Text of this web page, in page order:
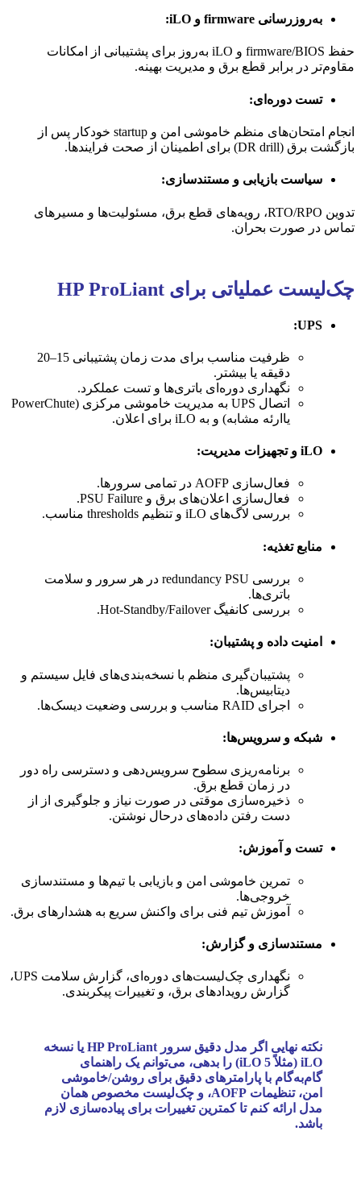
به‌روزرسانی firmware و iLO:
حفظ firmware/BIOS و iLO به‌روز برای پشتیبانی از امکانات
مقاوم‌تر در برابر قطع برق و مدیریت بهینه.
تست دوره‌ای:
انجام امتحان‌های منظم خاموشی امن و startup خودکار پس از
بازگشت برق (DR drill) برای اطمینان از صحت فرایندها.
سیاست بازیابی و مستندسازی:
تدوین RTO/RPO، رویه‌های قطع برق، مسئولیت‌ها و مسیرهای
تماس در صورت بحران.
چک‌لیست عملیاتی برای HP ProLiant
UPS:
ظرفیت مناسب برای مدت زمان پشتیبانی 15–20
دقیقه یا بیشتر.
نگهداری دوره‌ای باتری‌ها و تست عملکرد.
اتصال UPS به مدیریت خاموشی مرکزی (PowerChute
یاارئه مشابه) و به iLO برای اعلان.
iLO و تجهیزات مدیریت:
فعال‌سازی AOFP در تمامی سرورها.
فعال‌سازی اعلان‌های برق و PSU Failure.
بررسی لاگ‌های iLO و تنظیم thresholds مناسب.
منابع تغذیه:
بررسی redundancy PSU در هر سرور و سلامت
باتری‌ها.
بررسی کانفیگ Hot-Standby/Failover.
امنیت داده و پشتیبان:
پشتیبان‌گیری منظم با نسخه‌بندی‌های فایل سیستم و
دیتابیس‌ها.
اجرای RAID مناسب و بررسی وضعیت دیسک‌ها.
شبکه و سرویس‌ها:
برنامه‌ریزی سطوح سرویس‌دهی و دسترسی راه دور
در زمان قطع برق.
ذخیره‌سازی موقتی در صورت نیاز و جلوگیری از از
دست رفتن داده‌های درحال نوشتن.
تست و آموزش:
تمرین خاموشی امن و بازیابی با تیم‌ها و مستندسازی
خروجی‌ها.
آموزش تیم فنی برای واکنش سریع به هشدارهای برق.
مستندسازی و گزارش:
نگهداری چک‌لیست‌های دوره‌ای، گزارش سلامت UPS،
گزارش رویدادهای برق، و تغییرات پیکربندی.
نکته نهایی اگر مدل دقیق سرور HP ProLiant یا نسخه
iLO (مثلاً iLO 5) را بدهی، می‌توانم یک راهنمای
گام‌به‌گام با پارامترهای دقیق برای روشن/خاموشی
امن، تنظیمات AOFP، و چک‌لیست مخصوص همان
مدل ارائه کنم تا کمترین تغییرات برای پیاده‌سازی لازم
باشد.